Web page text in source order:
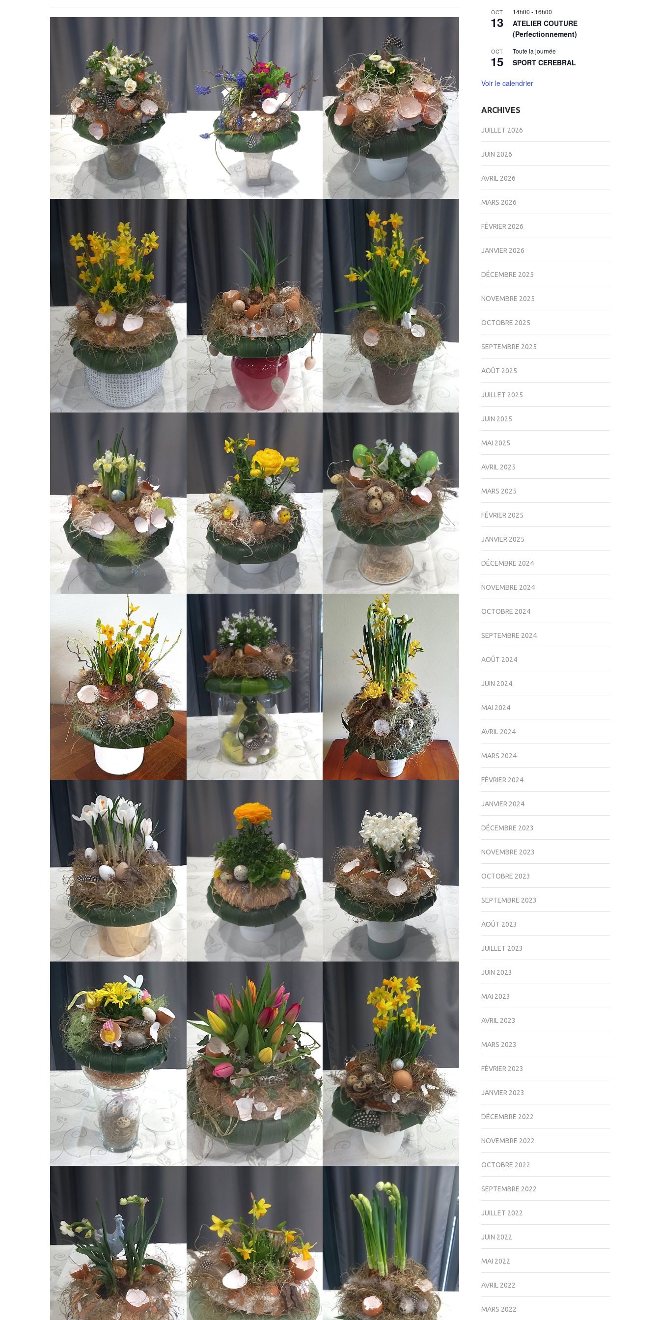
OCT
13
14h00 - 16h00
ATELIER COUTURE
(Perfectionnement)
OCT
15
Toute la journée
SPORT CEREBRAL
Voir le calendrier
ARCHIVES
JUILLET 2026
JUIN 2026
AVRIL 2026
MARS 2026
FÉVRIER 2026
JANVIER 2026
DÉCEMBRE 2025
NOVEMBRE 2025
OCTOBRE 2025
SEPTEMBRE 2025
AOÛT 2025
JUILLET 2025
JUIN 2025
MAI 2025
AVRIL 2025
MARS 2025
FÉVRIER 2025
JANVIER 2025
DÉCEMBRE 2024
NOVEMBRE 2024
OCTOBRE 2024
SEPTEMBRE 2024
AOÛT 2024
JUIN 2024
MAI 2024
AVRIL 2024
MARS 2024
FÉVRIER 2024
JANVIER 2024
DÉCEMBRE 2023
NOVEMBRE 2023
OCTOBRE 2023
SEPTEMBRE 2023
AOÛT 2023
JUILLET 2023
JUIN 2023
MAI 2023
AVRIL 2023
MARS 2023
FÉVRIER 2023
JANVIER 2023
DÉCEMBRE 2022
NOVEMBRE 2022
OCTOBRE 2022
SEPTEMBRE 2022
JUILLET 2022
JUIN 2022
MAI 2022
AVRIL 2022
MARS 2022